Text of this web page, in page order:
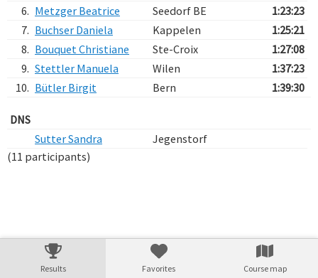
6. Metzger Beatrice Seedorf BE
1:23:23
7. Buchser Daniela Kappelen
1:25:21
8. Bouquet Christiane Ste-Croix
1:27:08
9. Stettler Manuela Wilen
1:37:23
10. Bütler Birgit Bern 1:39:30
DNS
Sutter Sandra
Jegenstorf
(11 participants)
Results Favorites Course map